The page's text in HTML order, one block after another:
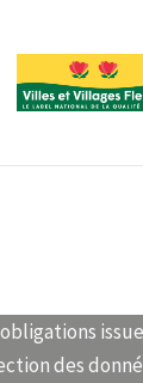
des